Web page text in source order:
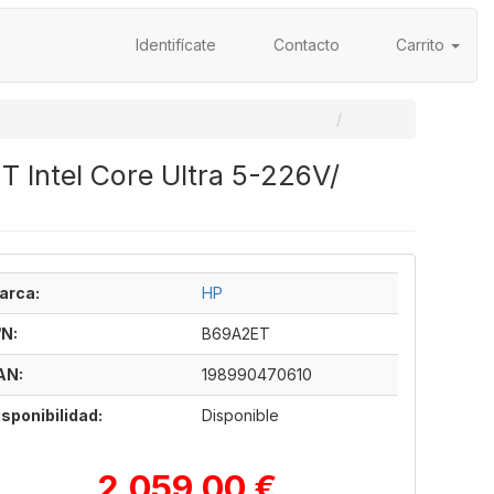
Identifícate Contacto Carrito
Intel Core Ultra 5-226V/
HP
B69A2ET
198990470610
Disponible